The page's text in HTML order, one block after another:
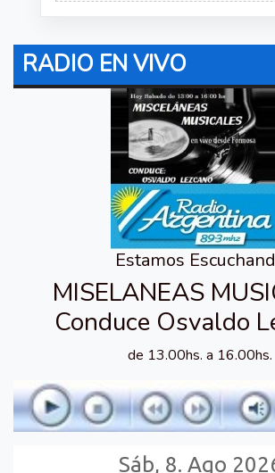
RADIO EN VIVO
Estamos
MISELANEAS
Conduce Osvaldo
de 13.00hs. a 16.00hs.